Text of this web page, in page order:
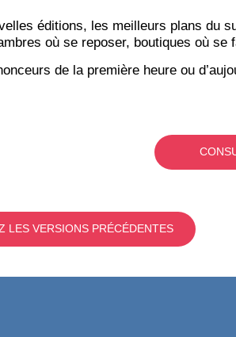
éditions, les meilleurs plans du
où se reposer, boutiques où se
de la première heure ou
LES VERSIONS PRÉCÉDENTES